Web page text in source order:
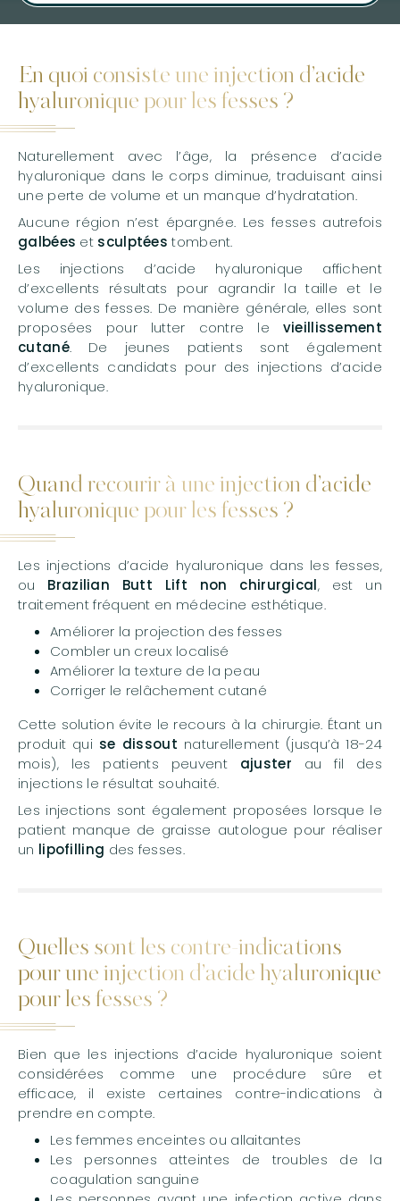
En quoi consiste une injection d’acide
hyaluronique pour les fesses ?
Naturellement avec l’âge, la présence d’acide
hyaluronique dans le corps diminue, traduisant ainsi
une perte de volume et un manque d’hydratation.
Aucune région n’est épargnée. Les fesses autrefois
galbées et sculptées tombent.
Les injections d’acide hyaluronique affichent
d’excellents résultats pour agrandir la taille et le
volume des fesses. De manière générale, elles sont
proposées pour lutter contre le vieillissement
cutané. De jeunes patients sont également
d’excellents candidats pour des injections d’acide
hyaluronique.
Quand recourir à une injection d’acide
hyaluronique pour les fesses ?
Les injections d’acide hyaluronique dans les fesses,
ou Brazilian Butt Lift non chirurgical, est un
traitement fréquent en médecine esthétique.
Améliorer la projection des fesses
Combler un creux localisé
Améliorer la texture de la peau
Corriger le relâchement cutané
Cette solution évite le recours à la chirurgie. Étant un
produit qui se dissout naturellement (jusqu’à 18-24
mois), les patients peuvent ajuster au fil des
injections le résultat souhaité.
Les injections sont également proposées lorsque le
patient manque de graisse autologue pour réaliser
un lipofilling des fesses.
Quelles sont les contre-indications
pour une injection d’acide hyaluronique
pour les fesses ?
Bien que les injections d’acide hyaluronique soient
considérées comme une procédure sûre et
efficace, il existe certaines contre-indications à
prendre en compte.
Les femmes enceintes ou allaitantes
Les personnes atteintes de troubles de la
coagulation sanguine